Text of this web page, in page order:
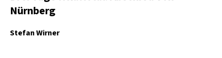
Nürnberg
Stefan Wirner